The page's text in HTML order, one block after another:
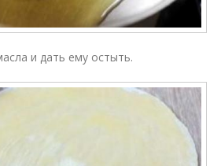
и дать ему остыть.